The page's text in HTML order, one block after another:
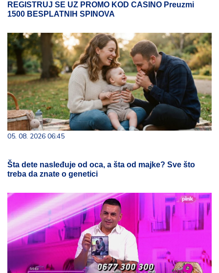
REGISTRUJ SE UZ PROMO KOD CASINO Preuzmi
1500 BESPLATNIH SPINOVA
05. 08. 2026 06:45
Šta dete nasleđuje od oca, a šta od majke? Sve što
treba da znate o genetici